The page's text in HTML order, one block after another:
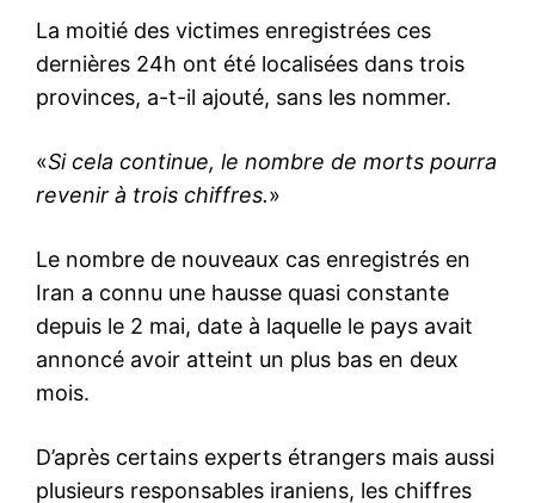
La moitié des victimes enregistrées ces
dernières 24h ont été localisées dans trois
provinces, a-t-il ajouté, sans les nommer.
«Si cela continue, le nombre de morts pourra
revenir à trois chiffres.»
Le nombre de nouveaux cas enregistrés en
Iran a connu une hausse quasi constante
depuis le 2 mai, date à laquelle le pays avait
annoncé avoir atteint un plus bas en deux
mois.
D’après certains experts étrangers mais aussi
plusieurs responsables iraniens, les chiffres